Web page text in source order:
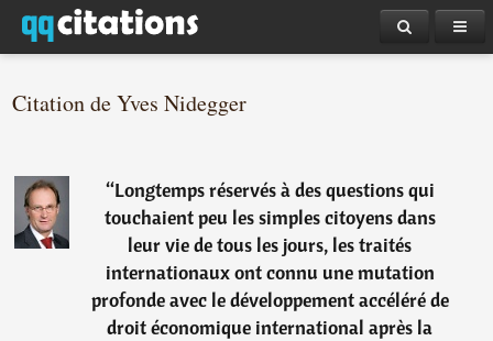
Citation de Yves Nidegger
“Longtemps réservés à des questions qui
touchaient peu les simples citoyens dans
leur vie de tous les jours, les traités
internationaux ont connu une mutation
profonde avec le développement accéléré de
droit économique international après la